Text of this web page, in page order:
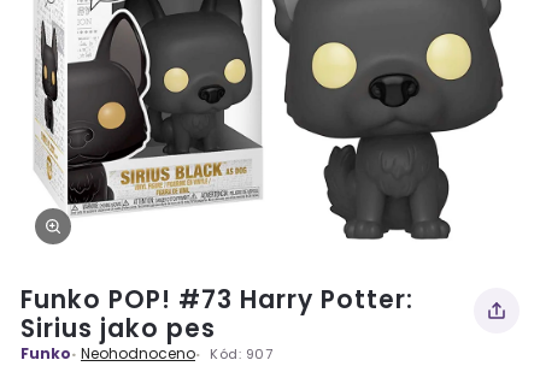
Funko POP! #73 Harry Potter:
Sirius jako pes
Funko Neohodnoceno Kód: 907